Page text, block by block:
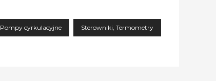
Pompy cyrkulacyjne Sterowniki, Termometry